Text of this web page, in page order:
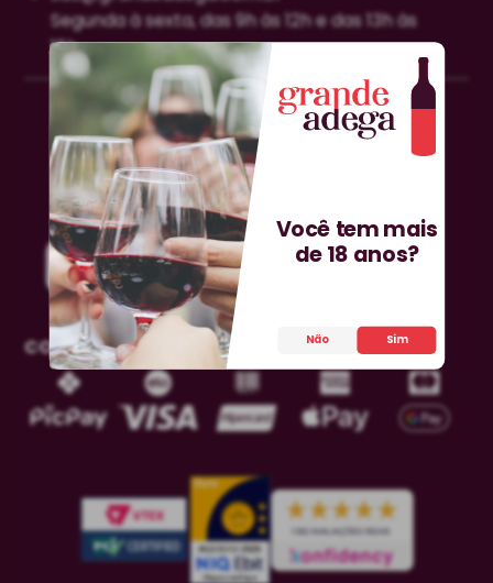
Segunda à sexta, das 9h às 12h e das 13h às
18h.
COMPRA SEGURA
Você tem mais
de 18 anos?
Não Sim